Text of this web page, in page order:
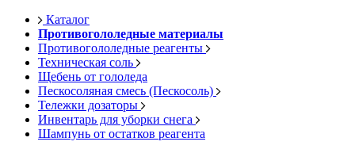
Каталог
Противогололедные материалы
Противогололедные реагенты
Техническая соль
Щебень от гололеда
Пескосоляная смесь (Пескосоль)
Тележки дозаторы
Инвентарь для уборки снега
Шампунь от остатков реагента